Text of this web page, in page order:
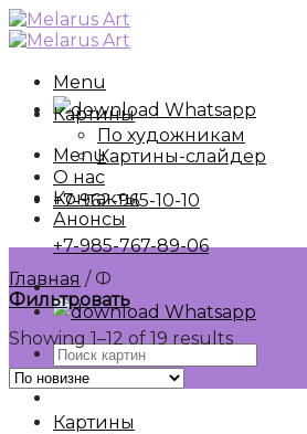
Skip
to
Menu
Whatsapp
Menu
+7-962-965-10-10
+7-985-767-89-06
Whatsapp
Искать:
Картины
Картины
По художникам
Картины-слайдер
О нас
Контакты
Анонсы
Главная /Ф
Фильтровать
Showing 1–12 of 19 results